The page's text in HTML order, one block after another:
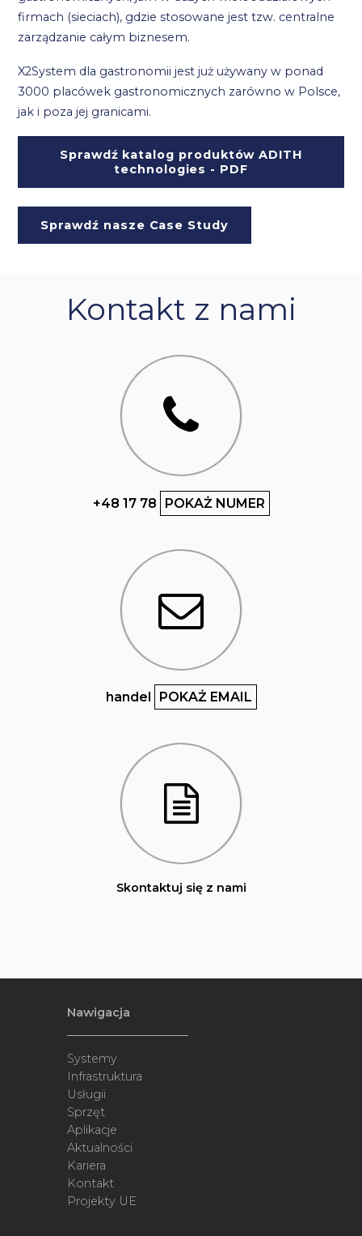
firmach (sieciach), gdzie stosowane jest tzw. centralne
zarządzanie całym biznesem.
X2System dla gastronomii jest już używany w ponad
3000 placówek gastronomicznych zarówno w Polsce,
jak i poza jej granicami.
Sprawdź katalog produktów ADITH
technologies - PDF
Sprawdź nasze Case Study
Kontakt z nami
+48 17 78 POKAŻ NUMER
handel POKAŻ EMAIL
Skontaktuj się z nami
Nawigacja
Systemy
Infrastruktura
Usługii
Sprzęt
Aplikacje
Aktualności
Kariera
Kontakt
Projekty UE